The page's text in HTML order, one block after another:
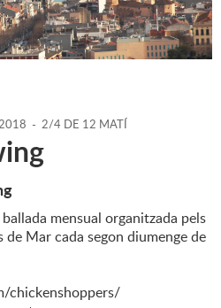
musicals
- 2/4 DE 12 MATÍ
mensual organitzada pels
Mar cada segon diumenge de
chickenshoppers/